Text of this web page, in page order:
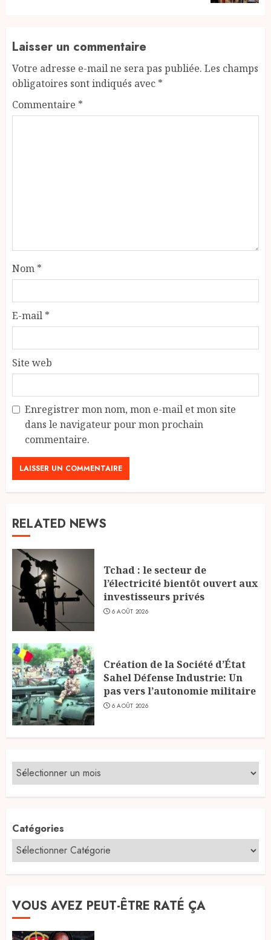
Laisser un commentaire
Votre adresse e-mail ne sera pas publiée. Les champs
obligatoires sont indiqués avec *
Commentaire *
Nom *
E-mail *
Site web
Enregistrer mon nom, mon e-mail et mon site
dans le navigateur pour mon prochain
commentaire.
RELATED NEWS
Tchad : le secteur de
l’électricité bientôt ouvert aux
investisseurs privés
6 AOÛT 2026
Création de la Société d’État
Sahel Défense Industrie: Un
pas vers l’autonomie militaire
6 AOÛT 2026
Catégories
VOUS AVEZ PEUT-ÊTRE RATÉ ÇA